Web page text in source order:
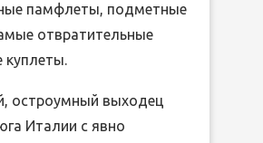
памфлеты, подметные
отвратительные
куплеты.
остроумный выходец
Италии с явно